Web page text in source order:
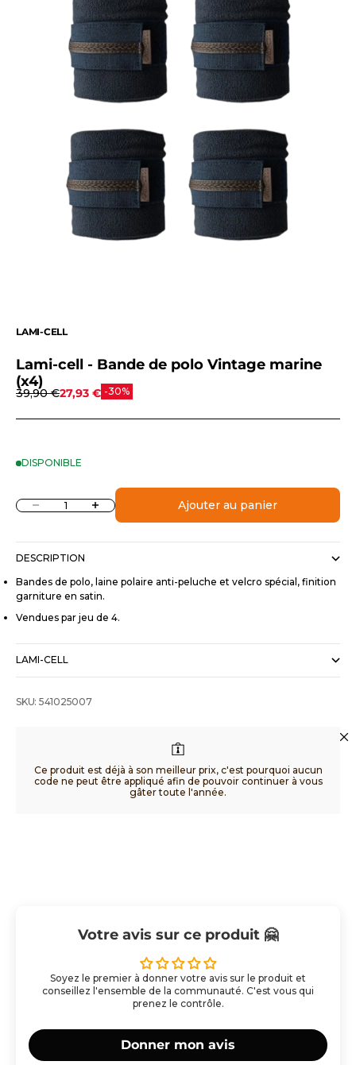
LAMI-CELL
Lami-cell - Bande de polo Vintage marine
(x4)
Prix normal
39,90 €Prix de vente
27,93 € -30%
DISPONIBLE
Diminuer la quantitéAugmenter la quantitéAjouter au panier
DESCRIPTION
Bandes de polo, laine polaire anti-peluche et velcro spécial, finition
garniture en satin.
Vendues par jeu de 4.
LAMI-CELL
SKU: 541025007
Ce produit est déjà à son meilleur prix, c'est pourquoi aucun
code ne peut être appliqué afin de pouvoir continuer à vous
gâter toute l'année.
Votre avis sur ce produit 🤗
Soyez le premier à donner votre avis sur le produit et
conseillez l'ensemble de la communauté. C'est vous qui
prenez le contrôle.
Donner mon avis